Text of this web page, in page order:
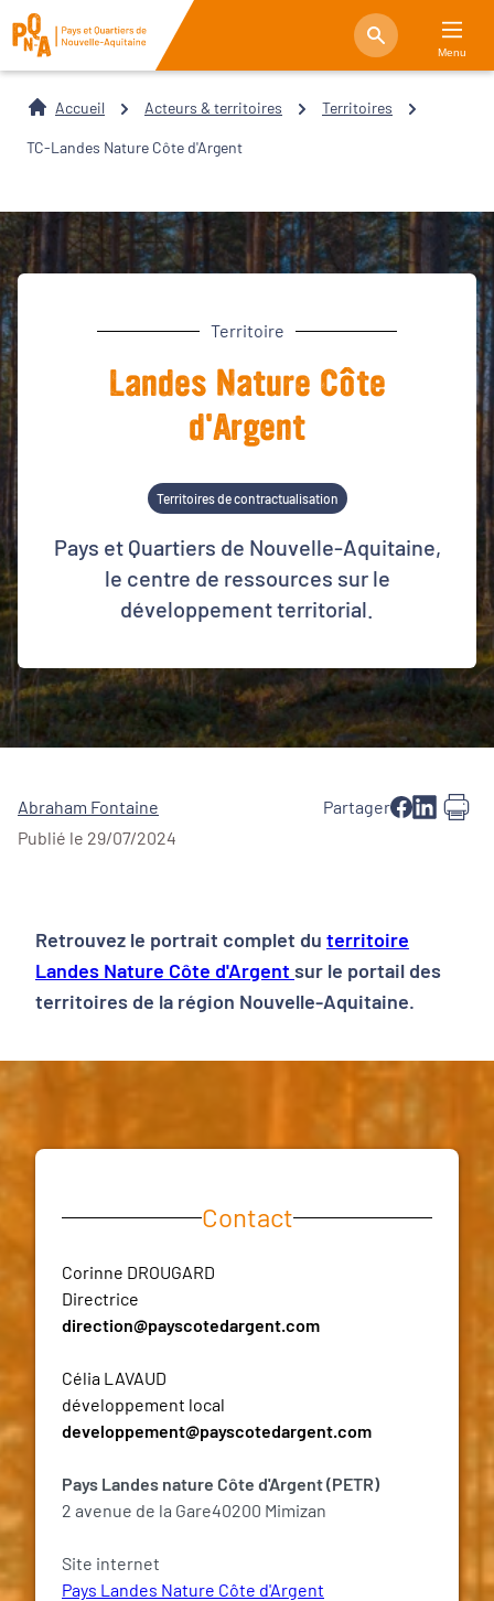
Menu
Accueil Acteurs & territoires Territoires
TC-Landes Nature Côte d'Argent
Territoire
Landes Nature Côte
d'Argent
Territoires de contractualisation
Pays et Quartiers de Nouvelle-Aquitaine,
le centre de ressources sur le
développement territorial.
Abraham Fontaine
Publié le 29/07/2024
Partager
Retrouvez le portrait complet du territoire
Landes Nature Côte d'Argent sur le portail des
territoires de la région Nouvelle-Aquitaine.
Contact
Corinne DROUGARD
Directrice
direction@payscotedargent.com
Célia LAVAUD
développement local
developpement@payscotedargent.com
Pays Landes nature Côte d'Argent (PETR)
2 avenue de la Gare40200 Mimizan
Site internet
Pays Landes Nature Côte d'Argent